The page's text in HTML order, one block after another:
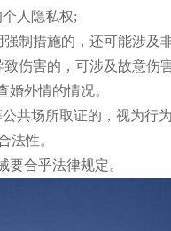
人隐私权;
制措施的，还可能涉及
害的，可涉及故意伤害
外情的情况。
场所取证的，视为行为
性。
合乎法律规定。